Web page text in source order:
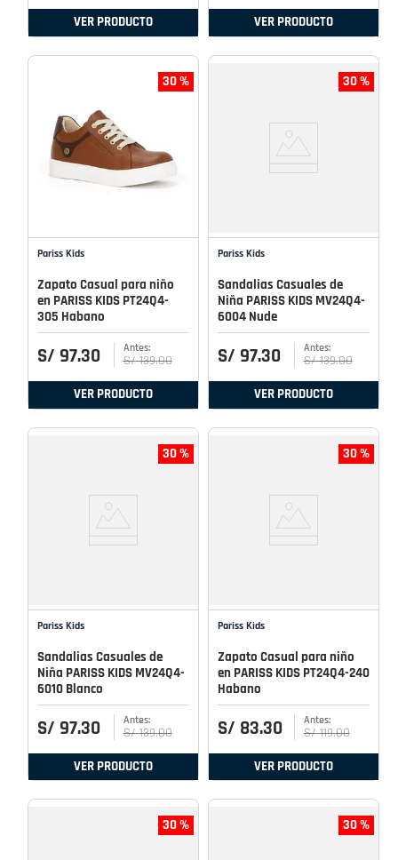
VER PRODUCTO VER PRODUCTO
30 %
Pariss Kids
Zapato Casual para niño
en PARISS KIDS PT24Q4-
305 Habano
S/ 97.30 S/ 139.00
VER PRODUCTO
30 %
Pariss Kids
Sandalias Casuales de
Niña PARISS KIDS MV24Q4-
6004 Nude
S/ 97.30 S/ 139.00
VER PRODUCTO
30 %
Pariss Kids
Sandalias Casuales de
Niña PARISS KIDS MV24Q4-
6010 Blanco
S/ 97.30 S/ 139.00
VER PRODUCTO
30 %
Pariss Kids
Zapato Casual para niño
en PARISS KIDS PT24Q4-240
Habano
S/ 83.30 S/ 119.00
VER PRODUCTO
30 % 30 %